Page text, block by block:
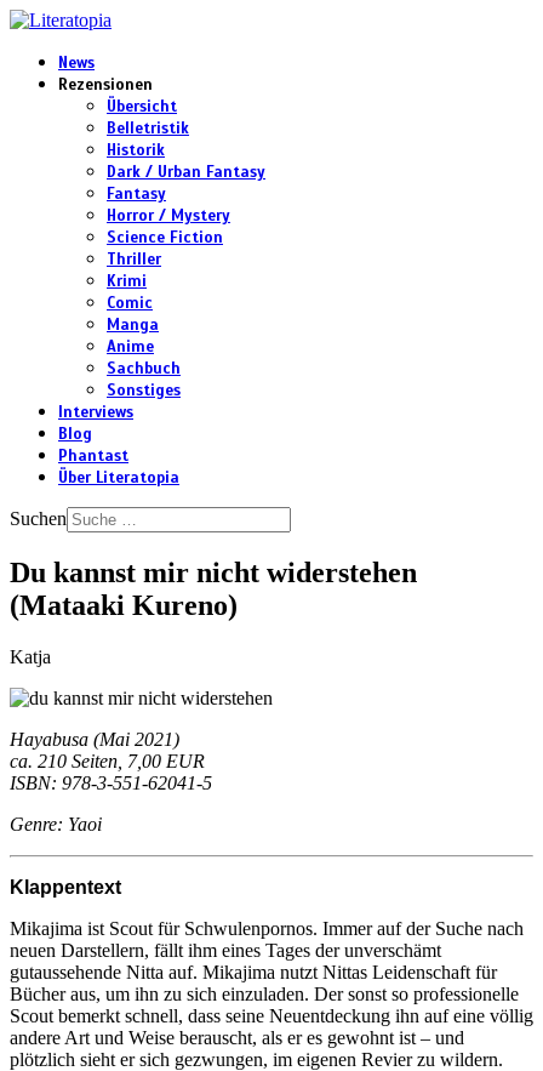
News
Rezensionen
Übersicht
Belletristik
Historik
Dark / Urban Fantasy
Fantasy
Horror / Mystery
Science Fiction
Thriller
Krimi
Comic
Manga
Anime
Sachbuch
Sonstiges
Interviews
Blog
Phantast
Über Literatopia
Suchen
Du kannst mir nicht widerstehen
(Mataaki Kureno)
Katja
Hayabusa (Mai 2021)
ca. 210 Seiten, 7,00 EUR
ISBN: 978-3-551-62041-5
Genre: Yaoi
Klappentext
Mikajima ist Scout für Schwulenpornos. Immer auf der Suche nach
neuen Darstellern, fällt ihm eines Tages der unverschämt
gutaussehende Nitta auf. Mikajima nutzt Nittas Leidenschaft für
Bücher aus, um ihn zu sich einzuladen. Der sonst so professionelle
Scout bemerkt schnell, dass seine Neuentdeckung ihn auf eine völlig
andere Art und Weise berauscht, als er es gewohnt ist – und
plötzlich sieht er sich gezwungen, im eigenen Revier zu wildern.